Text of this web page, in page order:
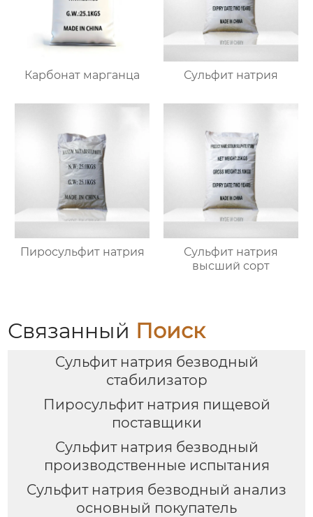
Карбонат марганца Сульфит натрия
Пиросульфит натрия
Сульфит натрия
высший сорт
Связанный Поиск
Сульфит натрия безводный
стабилизатор
Пиросульфит натрия пищевой
поставщики
Сульфит натрия безводный
производственные испытания
Сульфит натрия безводный анализ
основный покупатель